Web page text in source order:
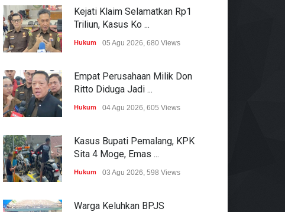
Kejati Klaim Selamatkan Rp1
Triliun, Kasus Ko ...
Hukum 05 Agu 2026, 680 Views
Empat Perusahaan Milik Don
Ritto Diduga Jadi ...
Hukum 04 Agu 2026, 605 Views
Kasus Bupati Pemalang, KPK
Sita 4 Moge, Emas ...
Hukum 03 Agu 2026, 598 Views
Warga Keluhkan BPJS